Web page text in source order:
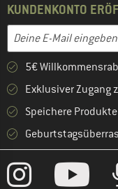
KUNDENKONTO
E-Mail-Adresse
Gib hier deine E-
5€
Exklusiver Zugang
Speichere